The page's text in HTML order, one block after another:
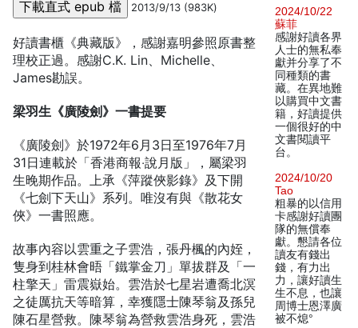
2013/9/13 (983K)
好讀書櫃《典藏版》，感謝嘉明參照原書整
理校正過。感謝C.K. Lin、Michelle、
James勘誤。
梁羽生《廣陵劍》一書提要
《廣陵劍》於1972年6月3日至1976年7月
31日連載於「香港商報‧說月版」，屬梁羽
生晚期作品。上承《萍蹤俠影錄》及下開
《七劍下天山》系列。唯沒有與《散花女
俠》一書照應。
故事內容以雲重之子雲浩，張丹楓的內姪，
隻身到桂林會晤「鐵掌金刀」單拔群及「一
柱擎天」雷震嶽始。雲浩於七星岩遭喬北溟
之徒厲抗天等暗算，幸獲隱士陳琴翁及孫兒
陳石星營救。陳琴翁為營救雲浩身死，雲浩
2024/10/22
蘇菲
感謝好讀各界
人士的無私奉
獻并分享了不
同種類的書
藏。在異地難
以購買中文書
籍，好讀提供
一個很好的中
文書閱讀平
台。
2024/10/20
Tao
粗暴的以信用
卡感謝好讀團
隊的無償奉
獻。懇請各位
讀友有錢出
錢，有力出
力，讓好讀生
生不息，也讓
周博士恩澤廣
被不熄°